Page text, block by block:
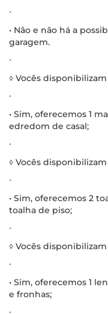
∙
• Não e não há a
garagem.
∙
◊ Vocês
∙
• Sim, oferecemos 1
edredom de casal;
∙
◊ Vocês
∙
• Sim, oferecemos 2
toalha de piso;
∙
◊ Vocês
∙
• Sim, oferecemos 1
e fronhas;